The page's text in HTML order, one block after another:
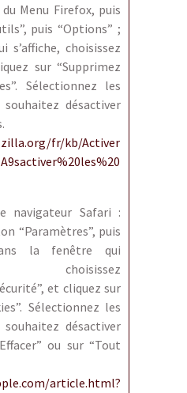
Menu Firefox, puis
puis “Options” ;
s’affiche, choisissez
sur “Supprimez
Sélectionnez les
désactiver
fr/kb/Activer
navigateur Safari :
“Paramètres”, puis
la fenêtre qui
choisissez
et cliquez sur
Sélectionnez les
désactiver
ou sur “Tout
article.html?